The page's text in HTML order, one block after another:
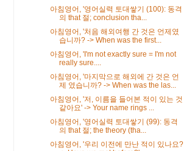
아침영어, '영어실력 토대쌓기 (100): 동격
의 that 절; conclusion tha...
아침영어, '처음 해외여행 간 것은 언제였
습니까? -> When was the first...
아침영어, 'I'm not exactly sure = I'm not
really sure....
아침영어, '마지막으로 해외에 간 것은 언
제 였습니까? -> When was the las...
아침영어, '저, 이름을 들어본 적이 있는 것
같아요' -> Your name rings ...
아침영어, '영어실력 토대쌓기 (99): 동격
의 that 절; the theory (tha...
아침영어, '우리 이전에 만난 적이 있나요?